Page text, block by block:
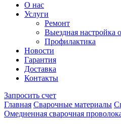
О нас
Услуги
Ремонт
Выездная настройка
Профилактика
Новости
Гарантия
Доставка
Контакты
Запросить счет
Главная Сварочные материалы
Омедненная сварочная